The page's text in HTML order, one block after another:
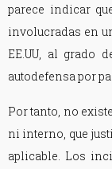
parece indicar
involucradas en
EE.UU, al grado
autodefensa por
Por tanto, no
ni interno, que
aplicable. Los